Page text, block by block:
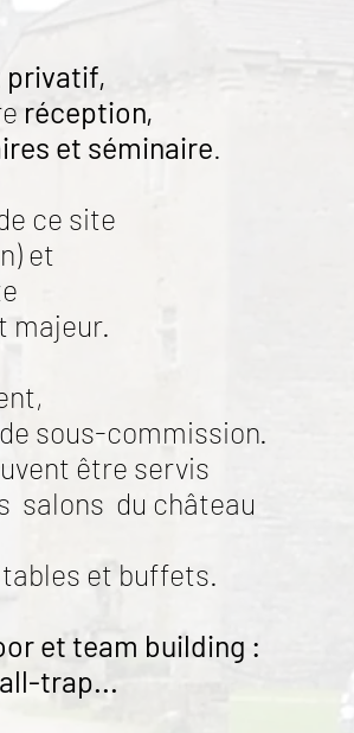
privatif,
réception,
et séminaire.
ce site
et
majeur.
sous-commission.
être servis
salons du château
tables et buffets.
et team building :
trap...